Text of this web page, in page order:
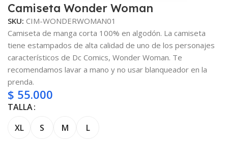
Camiseta Wonder Woman
SKU: CIM-WONDERWOMAN01
Camiseta de manga corta 100% en algodón. La camiseta
tiene estampados de alta calidad de uno de los personajes
característicos de Dc Comics, Wonder Woman. Te
recomendamos lavar a mano y no usar blanqueador en la
prenda.
$ 55.000
TALLA
XL
S M L